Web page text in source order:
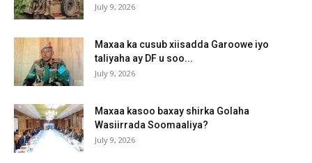
July 9, 2026
Maxaa ka cusub xiisadda Garoowe iyo
taliyaha ay DF u soo...
July 9, 2026
Maxaa kasoo baxay shirka Golaha
Wasiirrada Soomaaliya?
July 9, 2026